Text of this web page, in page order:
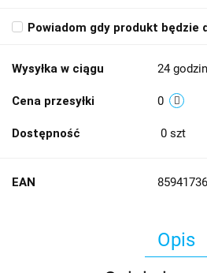
Powiadom gdy produkt będzie
Wysyłka w ciągu 24
Cena przesyłki 0
Dostępność 0 szt
EAN
Opis